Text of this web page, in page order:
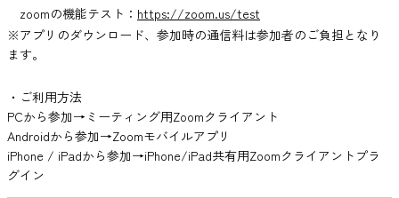
zoomの機能テスト： https://zoom.us/test
※アプリのダウンロード、参加時の通信料は参加者のご負担となり
ます。
・ご利用方法
PCから参加→ミーティング用Zoomクライアント
Androidから参加→Zoomモバイルアプリ
iPhone / iPadから参加→iPhone/iPad共有用Zoomクライアントプラ
グイン